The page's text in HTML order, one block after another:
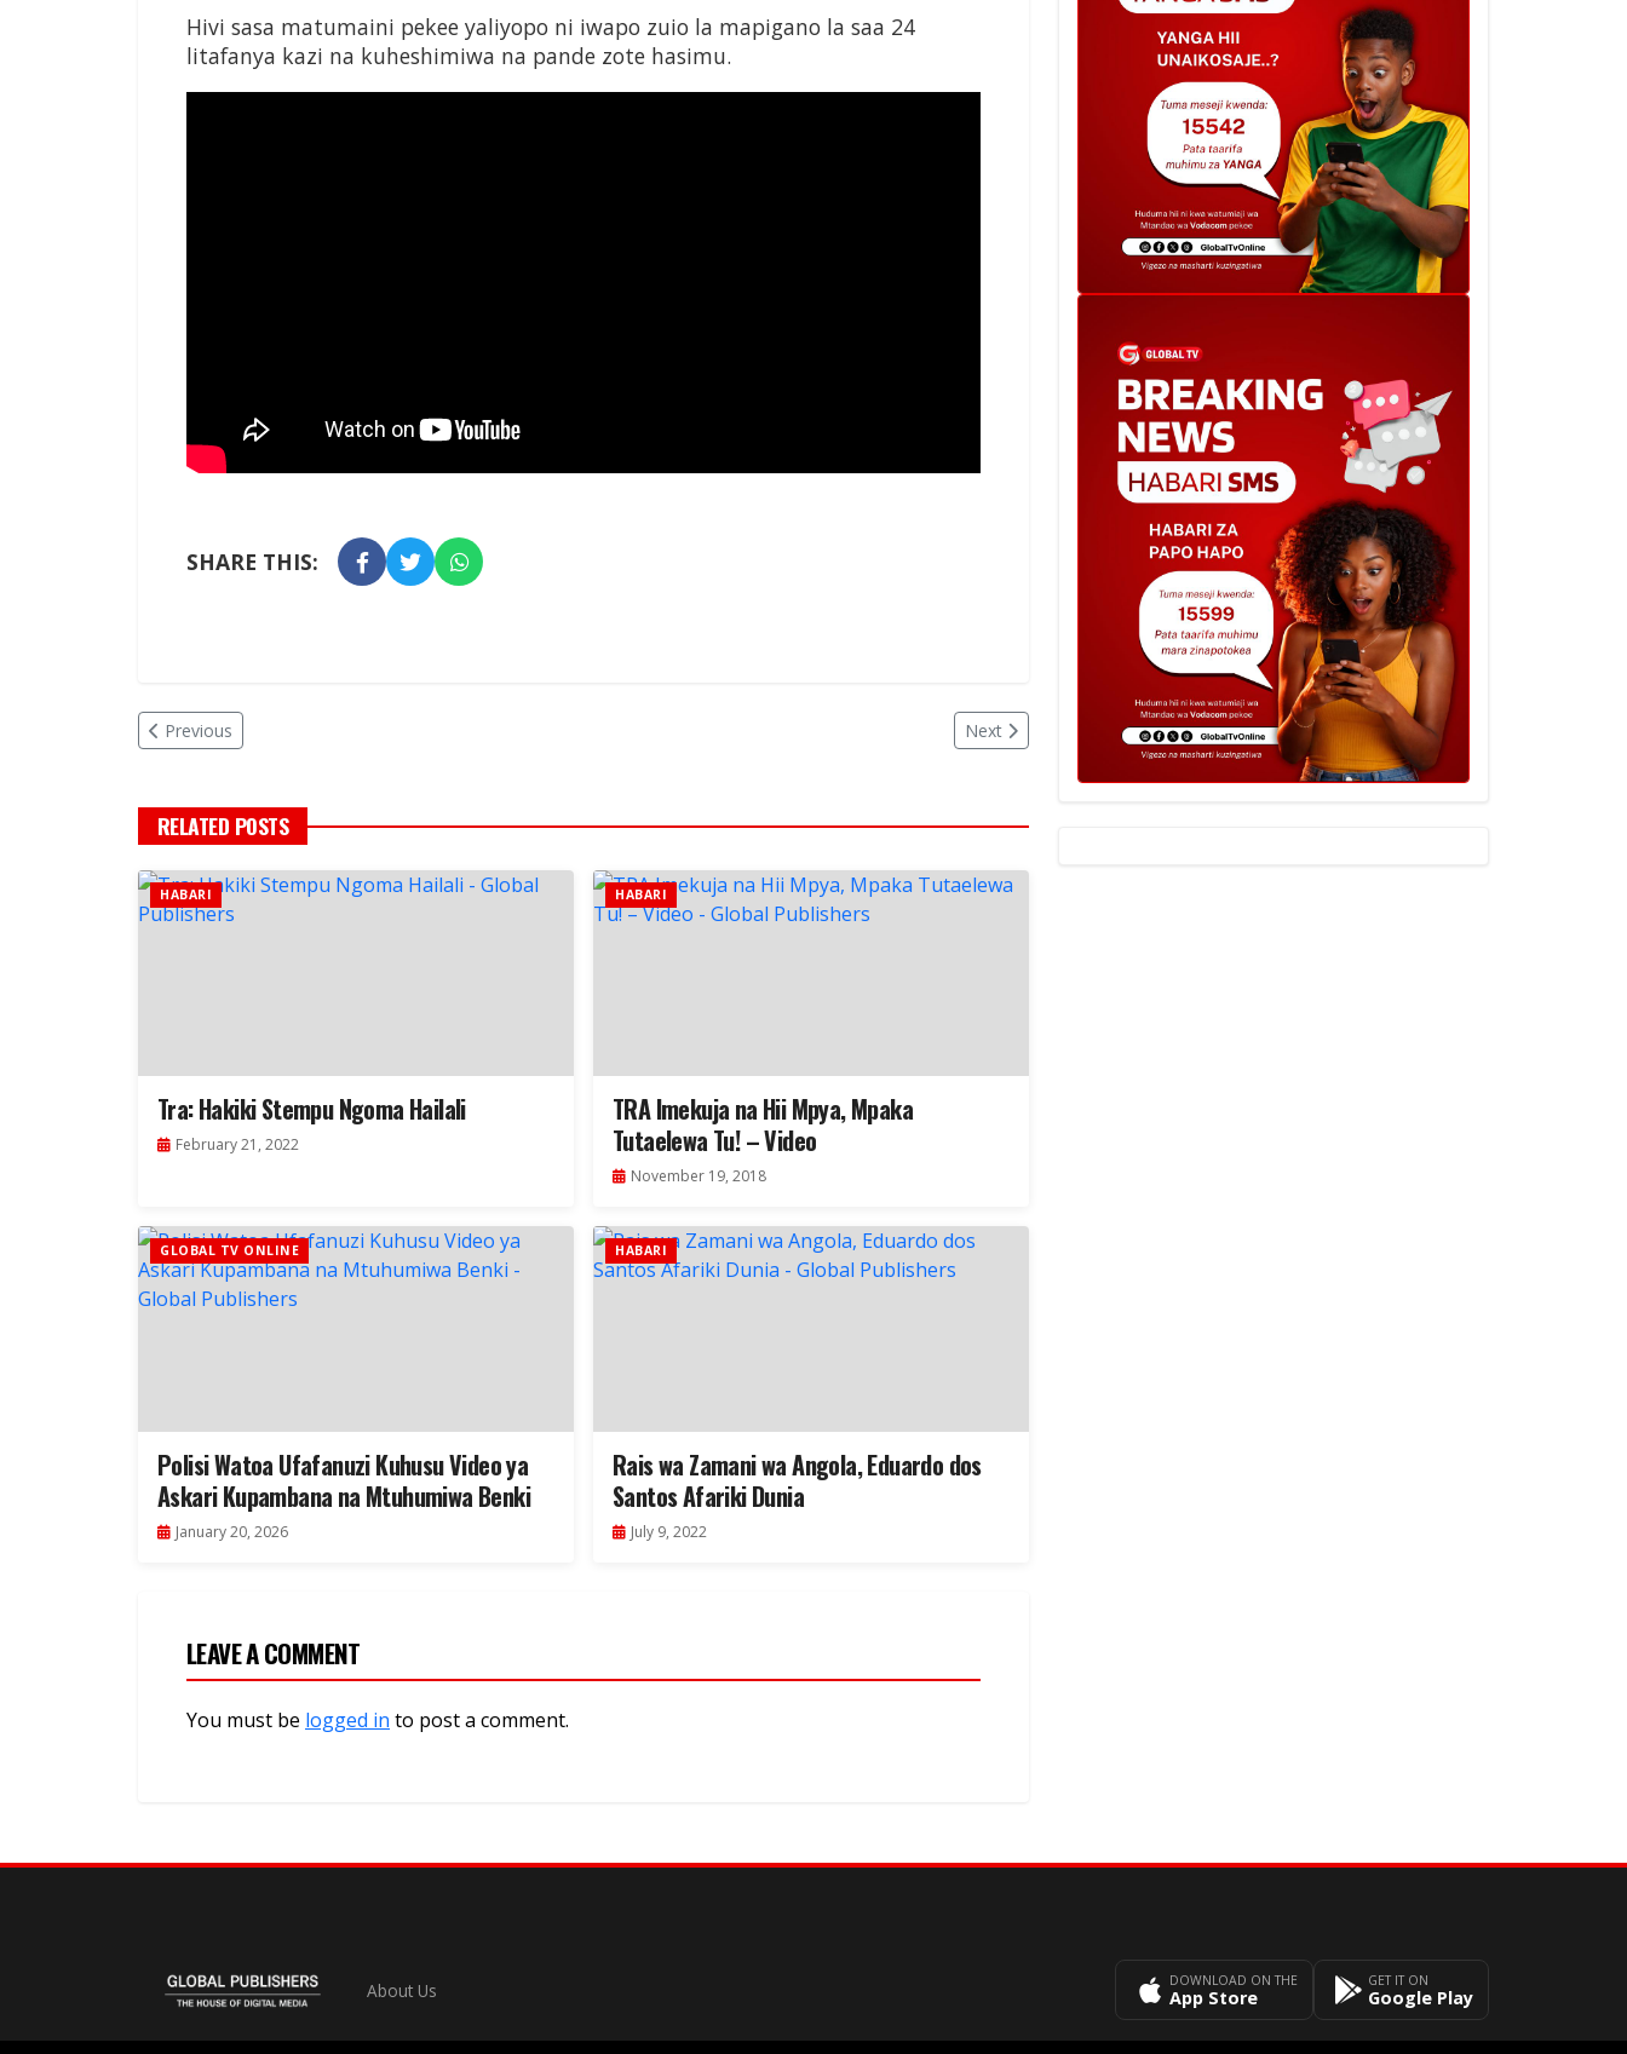
Hivi sasa matumaini pekee yaliyopo ni iwapo zuio la mapigano la saa 24
litafanya kazi na kuheshimiwa na pande zote hasimu.
SHARE THIS:
Previous Next
RELATED POSTS
HABARI
Tra: Hakiki Stempu Ngoma Hailali
February 21, 2022
HABARI
TRA Imekuja na Hii Mpya, Mpaka
Tutaelewa Tu! – Video
November 19, 2018
GLOBAL TV ONLINE
Polisi Watoa Ufafanuzi Kuhusu Video ya
Askari Kupambana na Mtuhumiwa Benki
January 20, 2026
HABARI
Rais wa Zamani wa Angola, Eduardo dos
Santos Afariki Dunia
July 9, 2022
LEAVE A COMMENT
You must be logged in to post a comment.
About Us DOWNLOAD ON THE
App Store
GET IT ON
Google Play